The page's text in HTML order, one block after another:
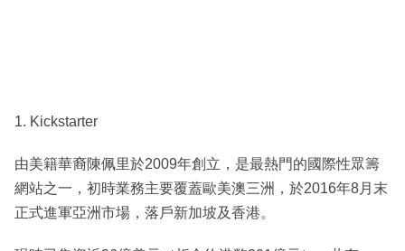
1. Kickstarter
由美籍華裔陳佩里於2009年創立，是最熱門的國際性眾籌
網站之一，初時業務主要覆蓋歐美澳三洲，於2016年8月末
正式進軍亞洲市場，落戶新加坡及香港。